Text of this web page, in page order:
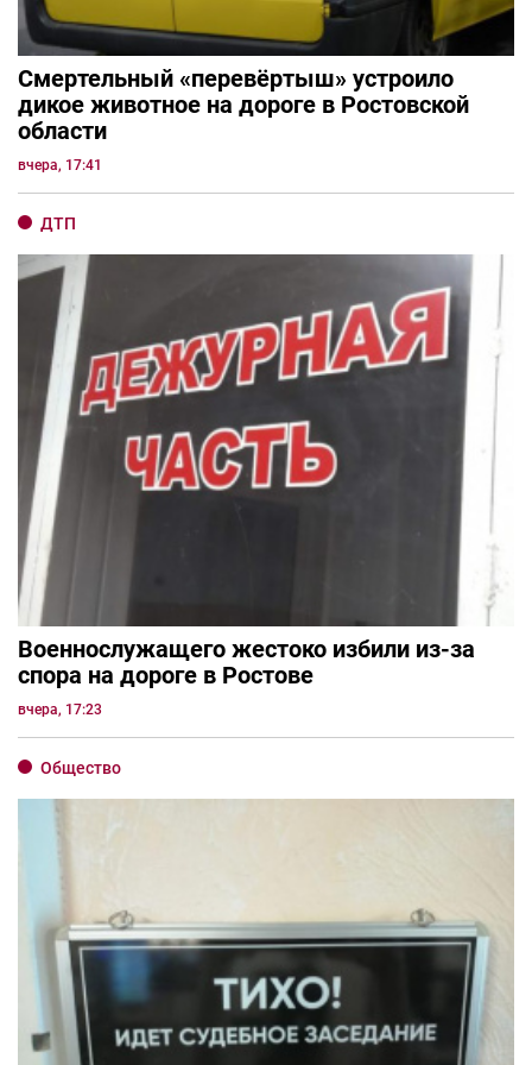
Смертельный «перевёртыш» устроило
дикое животное на дороге в Ростовской
области
вчера, 17:41
ДТП
Военнослужащего жестоко избили из-за
спора на дороге в Ростове
вчера, 17:23
Общество